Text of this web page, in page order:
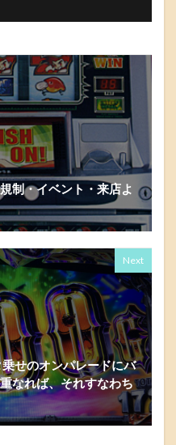
制・イベント・来店よ
Next
せのオンパレードにバ
なれば、それすなわち